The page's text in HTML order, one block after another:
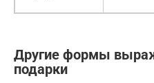
Другие формы
подарки